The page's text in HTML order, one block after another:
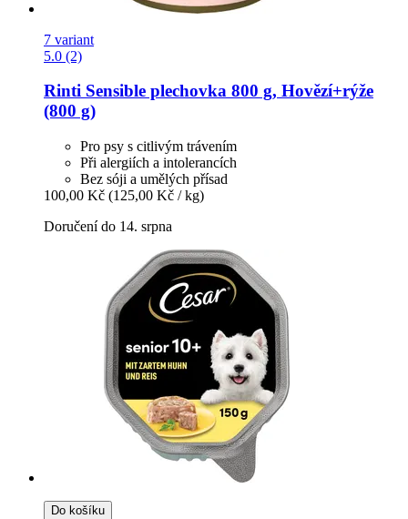
7 variant
5.0 (2)
Rinti Sensible plechovka 800 g, Hovězí+rýže
(800 g)
Pro psy s citlivým trávením
Při alergiích a intolerancích
Bez sóji a umělých přísad
100,00 Kč (125,00 Kč / kg)
Doručení do 14. srpna
Do košíku